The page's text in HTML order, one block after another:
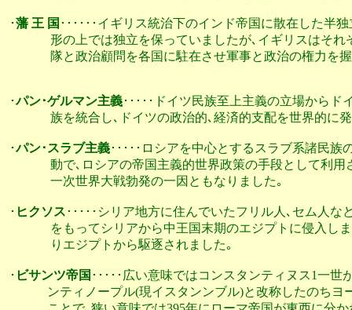
･藩 王 国 ･･････イギリス統治下のインド帝国に散在した半
形の上では独立を保っていましたが､イギリスは
隊と政治顧問を各国に駐在させ軍事と政治の権力
･パン･ゲルマン主義･････ドイツ民族至上主義の立場から
族を統合し､ドイツの政治的､経済的支配を世界的
･パン･スラブ主義･････ロシアを中心とするスラブ系諸民
動で､ロシアの帝国主義的世界政策の手段として
              一次世界大戦勃発の一因ともなりました｡
･ ヒクソス ･････シリア地方に住んでいたフリル人､セム人
をもってシリアから中王国末期のエジプトに侵入
              りエジプトから駆逐されました｡
･ ビサンツ帝国 ･････広い意味ではコンスタンティヌス1一
ンティノープル(現イスタンンブル)と改称したの